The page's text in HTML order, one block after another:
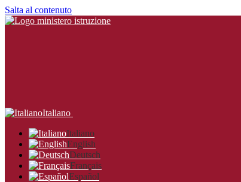
Salta al contenuto
Italiano
Italiano
English
Deutsch
Français
Español